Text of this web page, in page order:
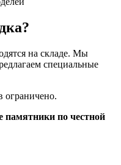
на складе. Мы
специальные
ограничено.
по честной